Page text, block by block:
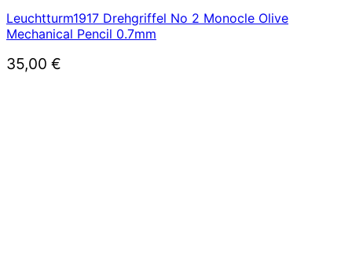
Leuchtturm1917 Drehgriffel No 2 Monocle Olive
Mechanical Pencil 0.7mm
35,00 €